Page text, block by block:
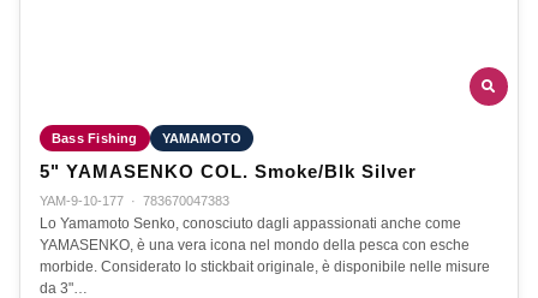
Bass Fishing YAMAMOTO
5" YAMASENKO COL. Smoke/Blk Silver
YAM-9-10-177 · 783670047383
Lo Yamamoto Senko, conosciuto dagli appassionati anche come
YAMASENKO, è una vera icona nel mondo della pesca con esche
morbide. Considerato lo stickbait originale, è disponibile nelle misure
da 3"…